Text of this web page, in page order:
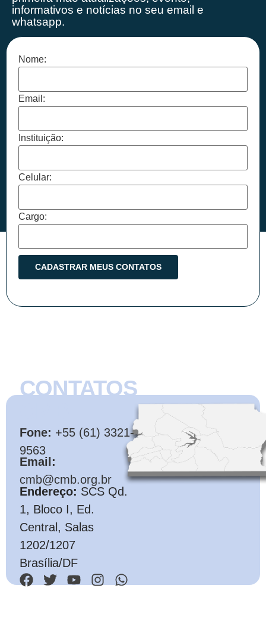
informativos e notícias no seu email e
whatsapp.
Nome:
Email:
Instituição:
Celular:
Cargo:
CONTATOS
Fone: +55 (61) 3321-
9563
Email:
cmb@cmb.org.br
Endereço: SCS Qd.
1, Bloco I, Ed.
Central, Salas
1202/1207
Brasília/DF